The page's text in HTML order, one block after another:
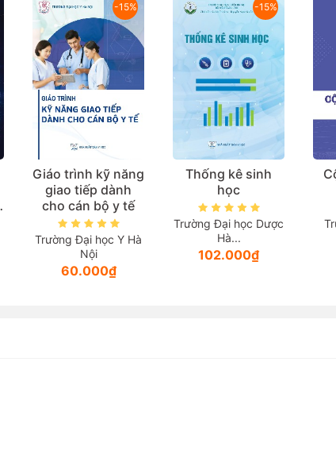
-15%
Giáo trình kỹ năng
giao tiếp dành
cho cán bộ y tế
Trường Đại học Y Hà
Nội
60.000₫
-15%
Thống kê sinh
học
Trường Đại học Dược
Hà...
102.000₫